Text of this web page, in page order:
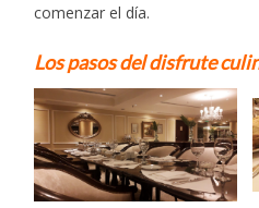
comenzar el día.
Los pasos del disfrute